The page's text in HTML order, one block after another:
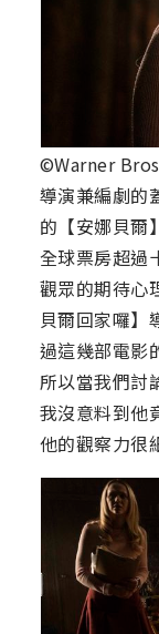
©Warner
導演兼編劇的
的【安娜貝爾
全球票房超過
觀眾的期待心
貝爾回家囉】
過這幾部電影
所以當我們討
我沒意料到他
他的觀察力很